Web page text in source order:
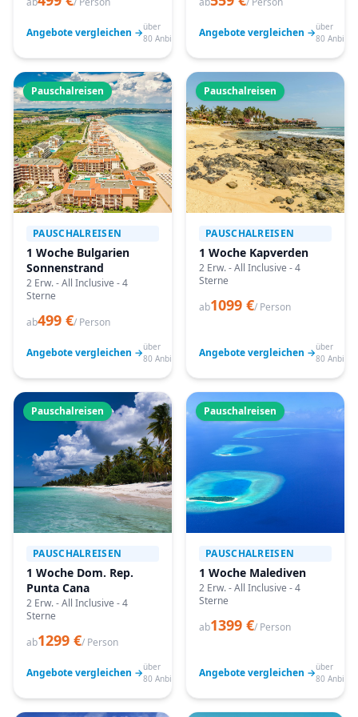
Angebote vergleichen →über
80 Anbieter
Angebote vergleichen →über
80
Pauschalreisen
PAUSCHALREISEN
1 Woche Bulgarien
Sonnenstrand
2 Erw. - All Inclusive - 4
Sterne
ab499 €/ Person
Angebote vergleichen →über
80 Anbieter
Pauschalreisen
PAUSCHALREISEN
1 Woche Kapverden
2 Erw. - All Inclusive - 4
Sterne
ab1099 €/ Person
Angebote vergleichen →über
80
Pauschalreisen
PAUSCHALREISEN
1 Woche Dom. Rep.
Punta Cana
2 Erw. - All Inclusive - 4
Sterne
ab1299 €/ Person
Angebote vergleichen →über
80 Anbieter
Pauschalreisen
PAUSCHALREISEN
1 Woche Malediven
2 Erw. - All Inclusive - 4
Sterne
ab1399 €/ Person
Angebote vergleichen →über
80